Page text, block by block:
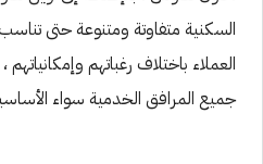
السكنية متفاوتة ومتنوعة حتى
العملاء باختلاف رغباتهم وإمكانياتهم
جميع المرافق الخدمية سواء